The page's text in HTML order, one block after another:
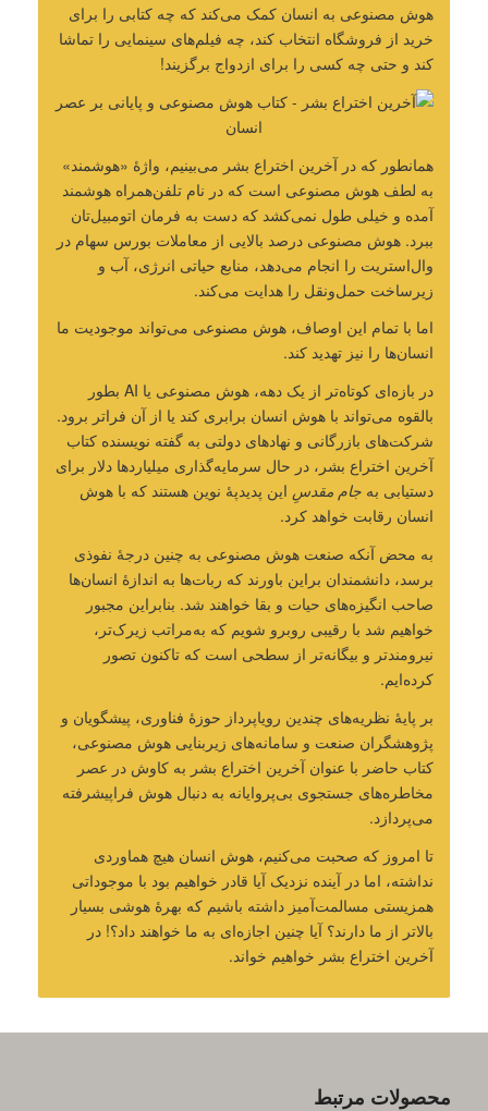
هوش مصنوعی به انسان کمک می‌کند که چه کتابی را برای
خرید از فروشگاه انتخاب کند، چه فیلم‌های سینمایی را تماشا
کند و حتی چه کسی را برای ازدواج برگزیند!
همانطور که در آخرین اختراع بشر می‌بینیم، واژۀ «هوشمند»
به لطف هوش مصنوعی است که در نام تلفن‌همراه هوشمند
آمده و خیلی طول نمی‌کشد که دست به فرمان اتومبیل‌تان
ببرد. هوش مصنوعی درصد بالایی از معاملات بورس سهام در
وال‌استریت را انجام می‌دهد، منابع حیاتی انرژی، آب و
زیرساخت حمل‌ونقل را هدایت می‌کند.
اما با تمام این اوصاف، هوش مصنوعی می‌تواند موجودیت ما
انسان‌ها را نیز تهدید کند.
در بازه‌ای کوتاه‌تر از یک دهه، هوش مصنوعی یا AI بطور
بالقوه می‌تواند با هوش انسان برابری کند یا از آن فراتر برود.
شرکت‌های بازرگانی و نهادهای دولتی به گفته نویسنده کتاب
آخرین اختراع بشر، در حال سرمایه‌گذاری میلیاردها دلار برای
دستیابی به جام مقدسِ این پدیدپۀ نوین هستند که با هوش
انسان رقابت خواهد کرد.
به محض آنکه صنعت هوش مصنوعی به چنین درجۀ نفوذی
برسد، دانشمندان براین باورند که ربات‌ها به اندازۀ انسان‌ها
صاحب انگیزه‌های حیات و بقا خواهند شد. بنابراین مجبور
خواهیم شد با رقیبی روبرو شویم که به‌مراتب زیرک‌تر،
نیرومندتر و بیگانه‌تر از سطحی است که تاکنون تصور
کرده‌ایم.
بر پایۀ نظریه‌های چندین رویاپرداز حوزۀ فناوری، پیشگویان و
پژوهشگران صنعت و سامانه‌های زیربنایی هوش مصنوعی،
کتاب حاضر با عنوان آخرین اختراع بشر به کاوش در عصر
مخاطره‌های جستجوی بی‌پروایانه به دنبال هوش فراپیشرفته
می‌پردازد.
تا امروز که صحبت می‌کنیم، هوش انسان هیچ هماوردی
نداشته، اما در آینده نزدیک آیا قادر خواهیم بود با موجوداتی
همزیستی مسالمت‌آمیز داشته باشیم که بهرۀ هوشی بسیار
بالاتر از ما دارند؟ آیا چنین اجازه‌ای به ما خواهند داد؟! در
آخرین اختراع بشر خواهیم خواند.
محصولات مرتبط